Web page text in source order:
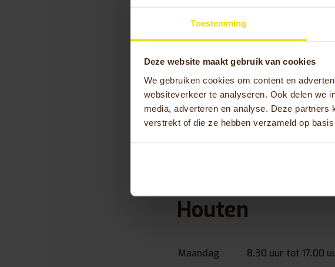
Toestemming
Deze website maakt gebruik van cookies
We gebruiken cookies om content en
websiteverkeer te analyseren. Ook delen we
media, adverteren en analyse. Deze partners
verstrekt of die ze hebben verzameld op
Wil je graag meer informatie
fiets via de WMO? Neem dan
via de reguliere openingstijden.
kan je het beste contact opnemen
Bezoekadres: Duwboot 95-99 3991
Houten
Maandag 8.30 uur tot 17.00